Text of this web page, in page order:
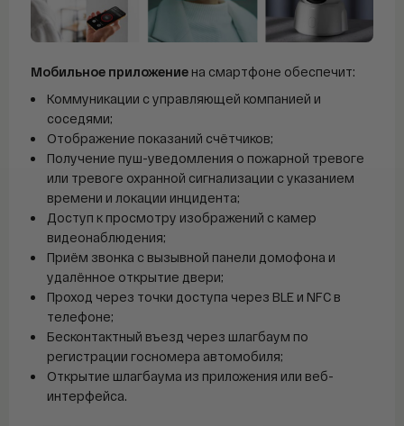
Мобильное приложение на смартфоне обеспечит:
Коммуникации с управляющей компанией и
соседями;
Отображение показаний счётчиков;
Получение пуш-уведомления о пожарной тревоге
или тревоге охранной сигнализации с указанием
времени и локации инцидента;
Доступ к просмотру изображений с камер
видеонаблюдения;
Приём звонка с вызывной панели домофона и
удалённое открытие двери;
Проход через точки доступа через BLE и NFC в
телефоне;
Бесконтактный въезд через шлагбаум по
регистрации госномера автомобиля;
Открытие шлагбаума из приложения или веб-
интерфейса.